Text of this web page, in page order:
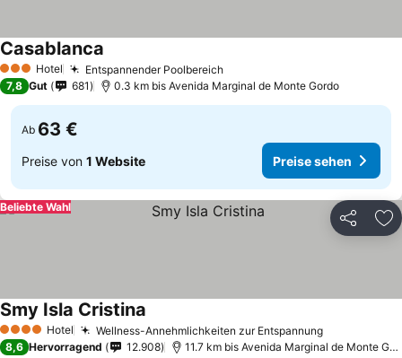
3 SterneHotel Entspannender Poolbereich
Casablanca
7,8 Gut 681 0.3 km bis Avenida Marginal de Monte Gordo
Ab 63 €
Preise von 1 Website Preise sehen
Teilen
Beliebte Wahl
4 Sterne Hotel Wellness-Annehmlichkeiten zur Entspannung
Smy Isla Cristina
8,6 Hervorragend 12.908 11.7 km bis Avenida Marginal de Monte Gordo